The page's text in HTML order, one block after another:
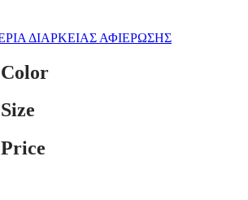
ΔΙΑΡΚΕΙΑΣ ΑΦΙΕΡΩΣΗΣ